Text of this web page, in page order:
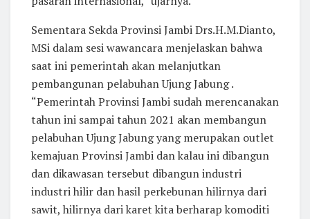
Sementara Sekda Provinsi Jambi Drs.H.M.Dianto,
MSi dalam sesi wawancara menjelaskan bahwa
saat ini pemerintah akan melanjutkan
pembangunan pelabuhan Ujung Jabung .
“Pemerintah Provinsi Jambi sudah merencanakan
tahun ini sampai tahun 2021 akan membangun
pelabuhan Ujung Jabung yang merupakan outlet
kemajuan Provinsi Jambi dan kalau ini dibangun
dan dikawasan tersebut dibangun industri
industri hilir dan hasil perkebunan hilirnya dari
sawit, hilirnya dari karet kita berharap komoditi